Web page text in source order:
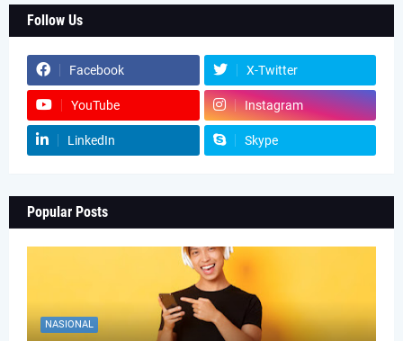
Follow Us
Facebook X-Twitter
YouTube Instagram
LinkedIn Skype
Popular Posts
NASIONAL